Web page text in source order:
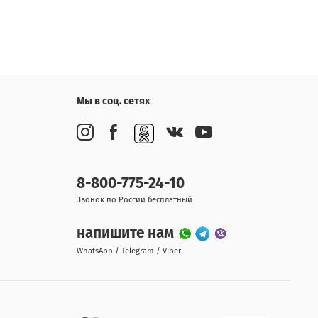
Мы в соц. сетях
8-800-775-24-10
Звонок по России бесплатный
напишите нам
WhatsApp / Telegram / Viber